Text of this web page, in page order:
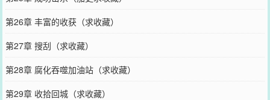
第26章 丰富的收获（求收藏）
第27章 搜刮（求收藏）
第28章 腐化吞噬加油站（求收藏）
第29章 收拾回城（求收藏）